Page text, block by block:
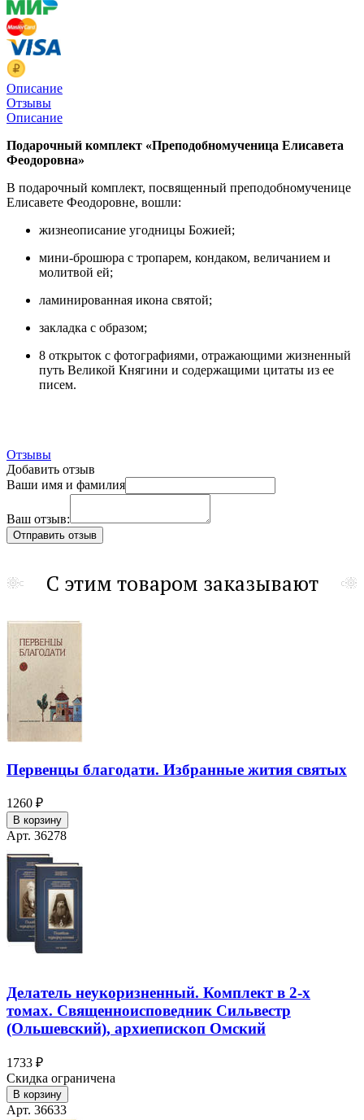
Описание
Отзывы
Описание
Подарочный комплект «Преподобномученица Елисавета
Феодоровна»
В подарочный комплект, посвященный преподобномученице
Елисавете Феодоровне, вошли:
жизнеописание угодницы Божией;
мини-брошюра с тропарем, кондаком, величанием и
молитвой ей;
ламинированная икона святой;
закладка с образом;
8 открыток с фотографиями, отражающими жизненный
путь Великой Княгини и содержащими цитаты из ее
писем.
Отзывы
Добавить отзыв
Ваши имя и фамилия
Ваш отзыв:
С этим товаром заказывают
Первенцы благодати. Избранные жития святых
1260 ₽
В корзину
Арт. 36278
Делатель неукоризненный. Комплект в 2-х
томах. Священноисповедник Сильвестр
(Ольшевский), архиепископ Омский
1733 ₽
Скидка ограничена
В корзину
Арт. 36633